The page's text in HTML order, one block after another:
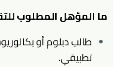
ما المؤهل المطلوب
طالب دبلوم أو
تطبيقي.